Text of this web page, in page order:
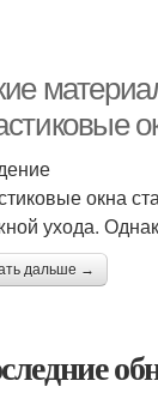
окна
ухода.
дальше →